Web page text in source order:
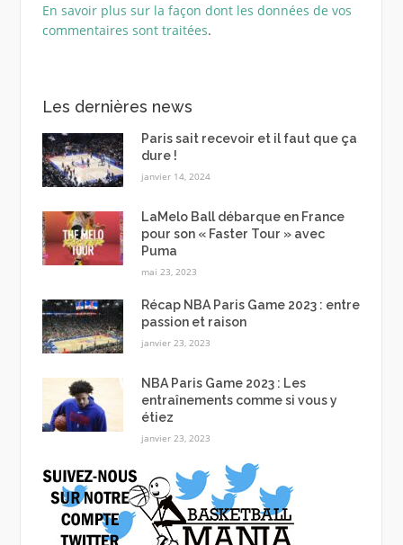
En savoir plus sur la façon dont les données de vos
commentaires sont traitées.
Les dernières news
Paris sait recevoir et il faut que ça
dure !
janvier 14, 2024
LaMelo Ball débarque en France
pour son « Faster Tour » avec
Puma
mai 23, 2023
Récap NBA Paris Game 2023 : entre
passion et raison
janvier 23, 2023
NBA Paris Game 2023 : Les
entraînements comme si vous y
étiez
janvier 23, 2023